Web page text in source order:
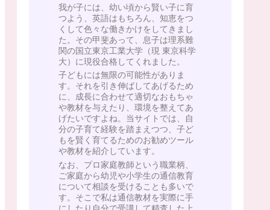
我が子には、幼い頃から賢い子に育
つよう、英語はもちろん、知恵をつ
くして色々な働きかけをしてきまし
た。その甲斐あって、息子は理系難
関の国立東京工業大学（現 東京科学
大）に現役合格してくれました。
子どもには無限の可能性がありま
す。それを引き伸ばしてあげるため
に、成長に合わせて適切なおもちゃ
や教材を与えたり、環境を整えてあ
げたいですよね。当サイトでは、自
分の子育て経験を踏まえつつ、子ど
もを賢く育てるためのお勧めツール
や教材を紹介しています。
なお、プロ家庭教師という職業柄、
ご家庭から幼児や小学生の通信教育
について相談を受けることも多いで
す。そこで私は通信教材を実際に手
にしたり自分で受講して精査した上